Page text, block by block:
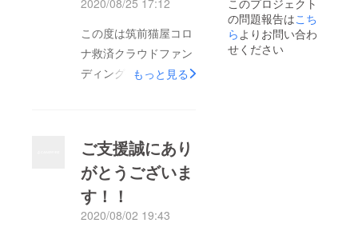
が、ぜひ皆様にグッズ
を見て頂きたいと思い
ましてお写真を載せて
見ました！今後、アイ
テムごとにまた詳細を
願いいたします！！
2020/08/25 17:12
この度は筑前猫屋コロ
ナ救済クラウドファン
ディングへのご支援誠
中、ご協力頂きました
こと感謝感激！本当に
胸が熱くなる想いでご
ざいます。まだまだ先
もっと見る
ご支援誠にあり
がとうございま
す！！
2020/08/02 19:43
このプロジェクト
の問題報告はこち
らよりお問い合わ
せください